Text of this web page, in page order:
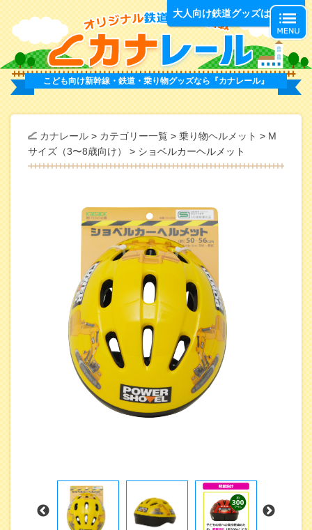
大人向け鉄道グッズはこちら
こども向け新幹線・鉄道・乗り物グッズなら 『カナレール』
カナレール > カテゴリー一覧 > 乗り物ヘルメット > M
サイズ（3〜8歳向け）
> ショベルカーヘルメット